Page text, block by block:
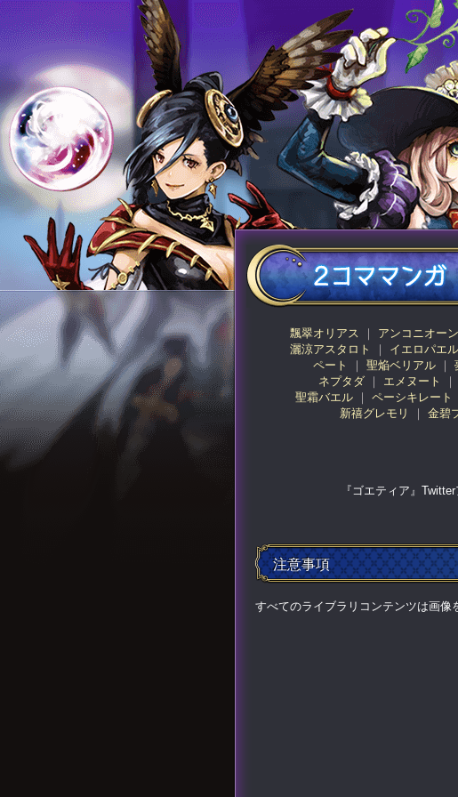
飄翠オリアス アンコニオーン
灑涼アスタロト
イエロパエル
ペート
聖焔ベリアル
ネプタダ
エメヌート
聖霜バエル
ペーシキレート
新禧グレモリ
金碧
『ゴエティア』
注意事項
すべてのライブラリコンテンツは画像